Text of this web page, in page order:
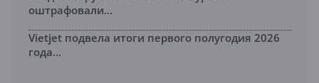
оштрафовали...
Vietjet подвела итоги первого полугодия 2026
года...